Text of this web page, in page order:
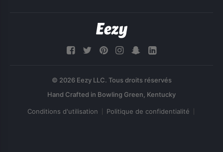
© 2026 Eezy LLC. Tous droits réservés
Conditions d'utilisation Politique de confidentialité